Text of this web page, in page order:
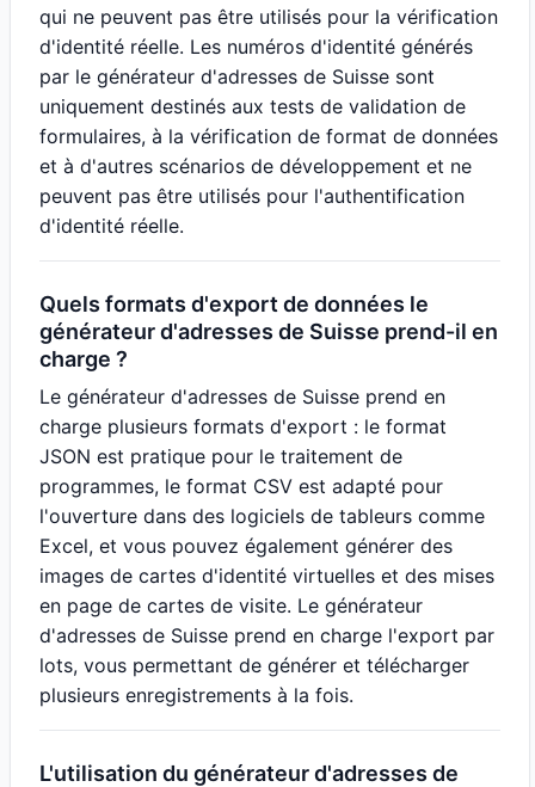
qui ne peuvent pas être utilisés pour la vérification
d'identité réelle. Les numéros d'identité générés
par le générateur d'adresses de Suisse sont
uniquement destinés aux tests de validation de
formulaires, à la vérification de format de données
et à d'autres scénarios de développement et ne
peuvent pas être utilisés pour l'authentification
d'identité réelle.
Quels formats d'export de données le
générateur d'adresses de Suisse prend-il en
charge ?
Le générateur d'adresses de Suisse prend en
charge plusieurs formats d'export : le format
JSON est pratique pour le traitement de
programmes, le format CSV est adapté pour
l'ouverture dans des logiciels de tableurs comme
Excel, et vous pouvez également générer des
images de cartes d'identité virtuelles et des mises
en page de cartes de visite. Le générateur
d'adresses de Suisse prend en charge l'export par
lots, vous permettant de générer et télécharger
plusieurs enregistrements à la fois.
L'utilisation du générateur d'adresses de